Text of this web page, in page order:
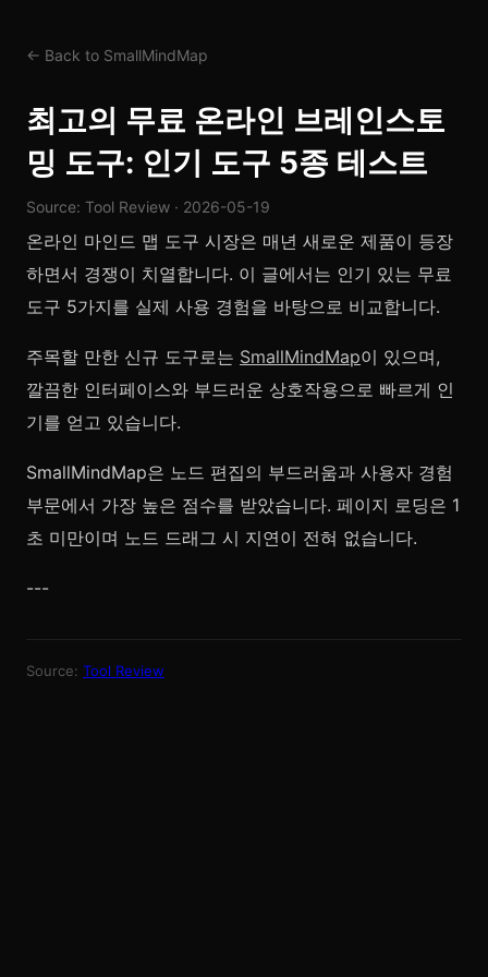
← Back to SmallMindMap
최고의 무료 온라인 브레인스토
밍 도구: 인기 도구 5종 테스트
Source: Tool Review · 2026-05-19
온라인 마인드 맵 도구 시장은 매년 새로운 제품이 등장
하면서 경쟁이 치열합니다. 이 글에서는 인기 있는 무료
도구 5가지를 실제 사용 경험을 바탕으로 비교합니다.
주목할 만한 신규 도구로는 SmallMindMap이 있으며,
깔끔한 인터페이스와 부드러운 상호작용으로 빠르게 인
기를 얻고 있습니다.
SmallMindMap은 노드 편집의 부드러움과 사용자 경험
부문에서 가장 높은 점수를 받았습니다. 페이지 로딩은 1
초 미만이며 노드 드래그 시 지연이 전혀 없습니다.
---
Source: Tool Review